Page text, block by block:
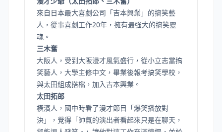
來自日本最大喜劇公司「吉本興業」的搞笑藝
人，從事喜劇工作20年，擁有最強大的搞笑靈
魂。
三木奮
大阪人，受到大阪漫才風氣盛行，從小立志當搞
笑藝人，大學主修中文，畢業後報考搞笑學校，
與太田組成搭檔，加入吉本興業。
太田拓郎
橫濱人，國中時看了漫才節目「爆笑播放對
決」，覺得「帥氣的演出者看起來只是在聊天，